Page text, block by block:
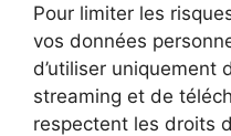
Pour limiter les
vos données
d’utiliser uniquement
streaming et de
respectent les droits